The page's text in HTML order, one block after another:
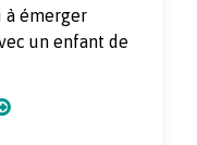
à émerger
un enfant de